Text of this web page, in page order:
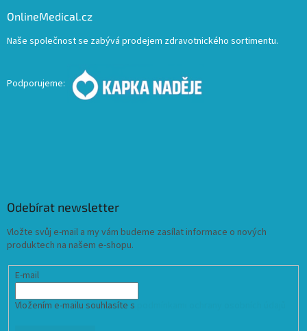
OnlineMedical.cz
Naše společnost se zabývá prodejem zdravotnického sortimentu.
Podporujeme:
Odebírat newsletter
Vložte svůj e-mail a my vám budeme zasílat informace o nových
produktech na našem e-shopu.
E-mail
Vložením e-mailu souhlasíte s